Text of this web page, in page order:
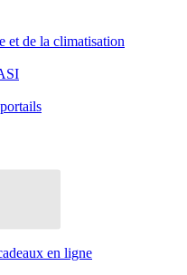
et de la climatisation
en ligne